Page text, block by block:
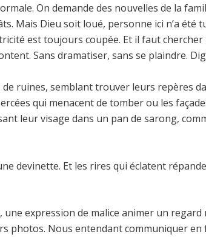
On demande des nouvelles de la
Mais Dieu soit loué, personne ici n’a été
est toujours coupée. Et il faut chercher
Sans dramatiser, sans se plaindre.
ruines, semblant trouver leurs repères
qui menacent de tomber ou les
leur visage dans un pan de sarong,
devinette. Et les rires qui éclatent
expression de malice animer un regard
photos. Nous entendant communiquer en